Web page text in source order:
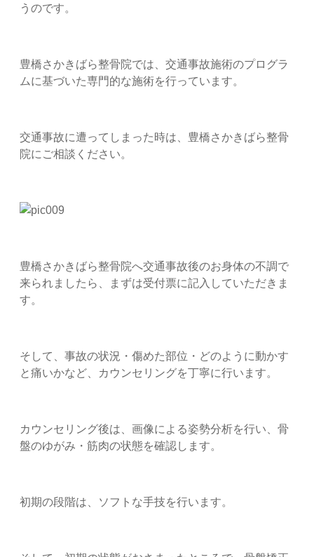
うのです。
豊橋さかきばら整骨院では、交通事故施術のプログラ
ムに基づいた専門的な施術を行っています。
交通事故に遭ってしまった時は、豊橋さかきばら整骨
院にご相談ください。
豊橋さかきばら整骨院へ交通事故後のお身体の不調で
来られましたら、まずは受付票に記入していただきま
す。
そして、事故の状況・傷めた部位・どのように動かす
と痛いかなど、カウンセリングを丁寧に行います。
カウンセリング後は、画像による姿勢分析を行い、骨
盤のゆがみ・筋肉の状態を確認します。
初期の段階は、ソフトな手技を行います。